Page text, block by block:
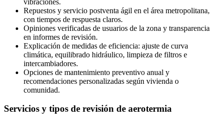
Repuestos y servicio postventa ágil en el área metropolitana,
con tiempos de respuesta claros.
Opiniones verificadas de usuarios de la zona y transparencia
en informes de revisión.
Explicación de medidas de eficiencia: ajuste de curva
climática, equilibrado hidráulico, limpieza de filtros e
intercambiadores.
Opciones de mantenimiento preventivo anual y
recomendaciones personalizadas según vivienda o
comunidad.
Servicios y tipos de revisión de aerotermia